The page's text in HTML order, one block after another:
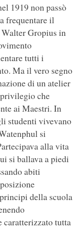
1919 non passò
frequentare il
Gropius in
tutti i
Ma il vero segno
di un atelier
che
ai Maestri. In
studenti vivevano
si
alla vita
si ballava a piedi
abiti
della scuola
caratterizzato tutta